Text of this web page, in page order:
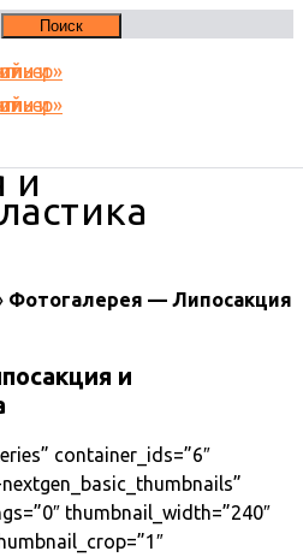
и
Фотогалерея — Липосакция
и
container_ids=”6″
thumbnail_width=”240″